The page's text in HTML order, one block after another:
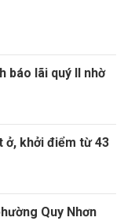
báo lãi quý II nhờ
ở, khởi điểm từ 43
Quy Nhơn